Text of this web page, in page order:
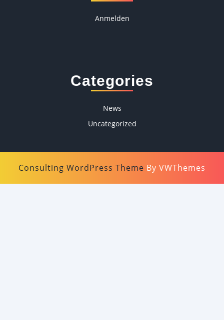
Anmelden
Categories
News
Uncategorized
Consulting WordPress Theme By VWThemes